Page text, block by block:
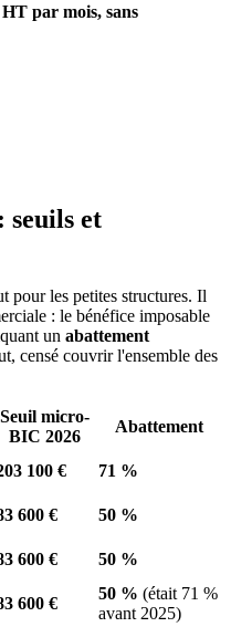
par mois, sans
et
pour les petites structures. Il
: le bénéfice imposable
un abattement
censé couvrir l'ensemble des
Seuil micro-
BIC 2026
Abattement
100 €
71 %
600 €
50 %
600 €
50 %
600 €
50 % (était 71 %
avant 2025)